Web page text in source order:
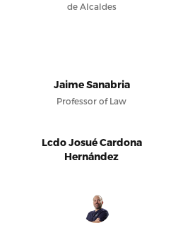
de Alcaldes
Jaime Sanabria
Professor of Law
Lcdo Josué Cardona
Hernández